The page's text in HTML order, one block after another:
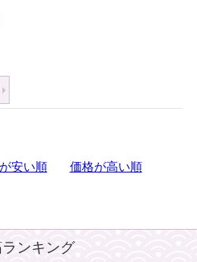
安い順 価格が高い順
ンキング